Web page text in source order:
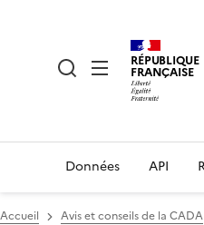
RÉPUBLIQUE
FRANÇAISE
Données API
Accueil Avis et conseils de la CADA